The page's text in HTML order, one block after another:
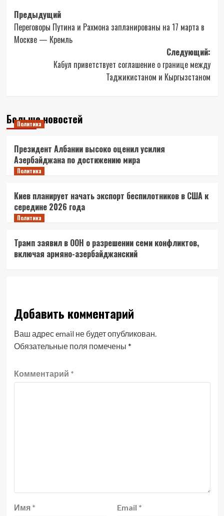
Навигация
записи
Предыдущий
Переговоры Путина и Рахмона запланированы на 17 марта в
Москве — Кремль
Следующий:
Кабул приветствует соглашение о границе между
Таджикистаном и Кыргызстаном
Больше новостей
Политика
Президент Албании высоко оценил усилия
Азербайджана по достижению мира
Политика
Киев планирует начать экспорт беспилотников в США к
середине 2026 года
Политика
Трамп заявил в ООН о разрешении семи конфликтов,
включая армяно-азербайджанский
Добавить комментарий
Ваш адрес email не будет опубликован.
Обязательные поля помечены *
Комментарий *
Имя * Email *